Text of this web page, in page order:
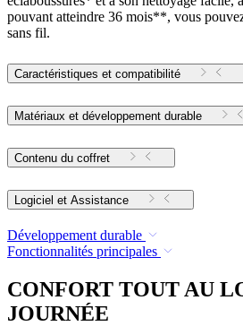
pouvant atteindre 36 mois**, vous
sans fil.
Caractéristiques et compatibilité
Matériaux et développement durable
Contenu du coffret
Logiciel et Assistance
Développement durable
Fonctionnalités principales
CONFORT TOUT AU
JOURNÉE